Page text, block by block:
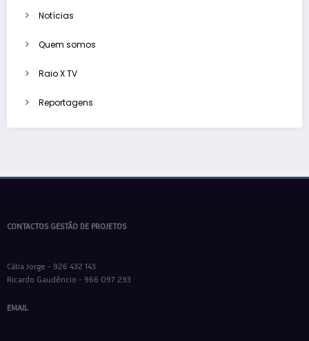
Notícias
Quem somos
Raio X TV
Reportagens
CONTACTOS GESTÃO DE PROJETOS
Cátia Jorge - 926 432 143
Ricardo Gaudêncio - 966 097 293
EMAIL